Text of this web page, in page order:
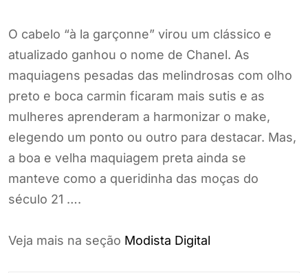
O cabelo “à la garçonne” virou um clássico e
atualizado ganhou o nome de Chanel. As
maquiagens pesadas das melindrosas com olho
preto e boca carmin ficaram mais sutis e as
mulheres aprenderam a harmonizar o make,
elegendo um ponto ou outro para destacar. Mas,
a boa e velha maquiagem preta ainda se
manteve como a queridinha das moças do
século 21 ….
Veja mais na seção Modista Digital